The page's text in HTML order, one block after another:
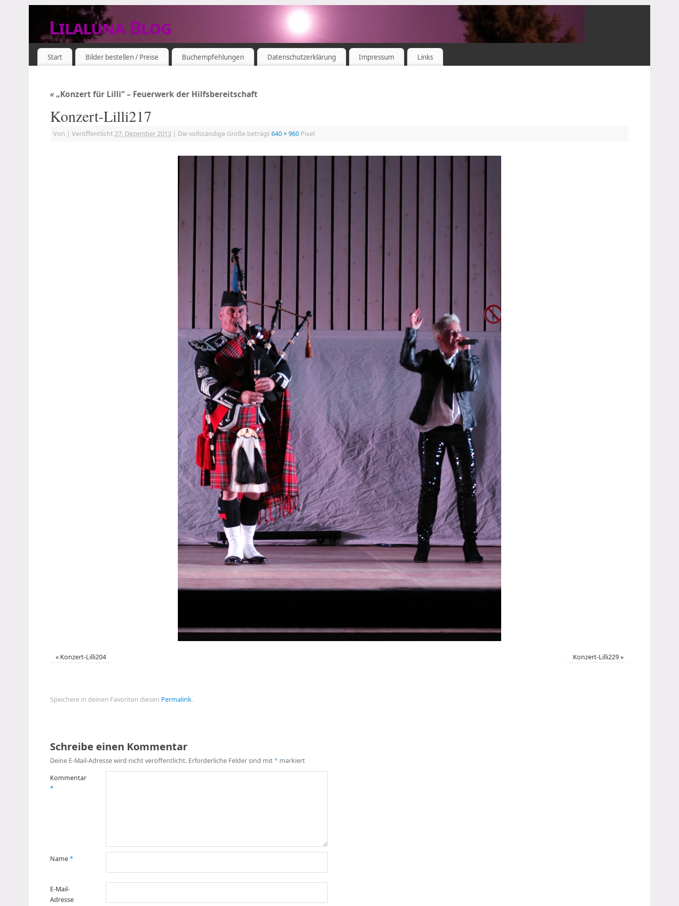
Lilaluna Blog
DAS JETZT IST SCHON VERGANGENHEIT
Start Bilder bestellen / Preise Buchempfehlungen Datenschutzerklärung Impressum Links
«„Konzert für Lilli“ – Feuerwerk der Hilfsbereitschaft
Konzert-Lilli217
Von | Veröffentlicht 27. Dezember 2013 | Die vollständige Größe beträgt 640 × 960 Pixel
« Konzert-Lilli204 Konzert-Lilli229»
Speichere in deinen Favoriten diesen Permalink.
Schreibe einen Kommentar
Deine E-Mail-Adresse wird nicht veröffentlicht. Erforderliche Felder sind mit* markiert
Kommentar
*
Name*
E-Mail-
Adresse